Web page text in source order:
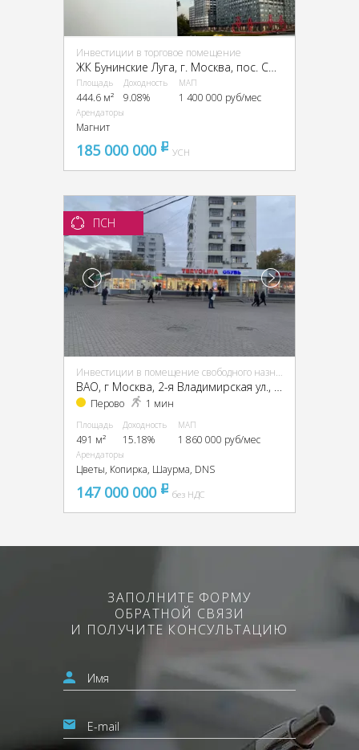
Инвестиции в торговое помещение
Площадь
444.6 м²
Доходность
9.08%
МАП
1 400 000 руб/мес
Арендаторы
Магнит
185 000 000 pуб
УСН
ПСН
Инвестиции в помещение свободного назначения (ПСН)
ВАО, г Москва, 2-я Владимирская ул., 38/18
Перово 1 мин
Площадь
491 м²
Доходность
15.18%
МАП
1 860 000 руб/мес
Арендаторы
Цветы, Копирка, Шаурма, DNS
147 000 000 pуббез НДС
ЗАПОЛНИТЕ ФОРМУ
ОБРАТНОЙ СВЯЗИ
И ПОЛУЧИТЕ КОНСУЛЬТАЦИЮ